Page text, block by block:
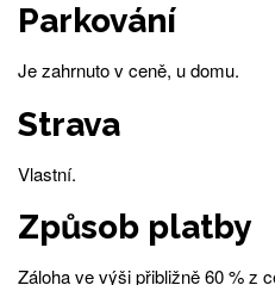
Parkování
Je zahrnuto v ceně, u domu.
Strava
Vlastní.
Způsob platby
Záloha ve výši přibližně 60 % z